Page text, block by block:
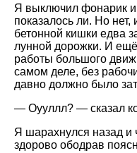
Я выключил фонарик и
показалось ли. Но
бетонной кишки едва
лунной дорожки. И
работы большого
самом деле, без
давно должно было
— Оууллл? — сказал
Я шарахнулся назад и
здорово ободрав